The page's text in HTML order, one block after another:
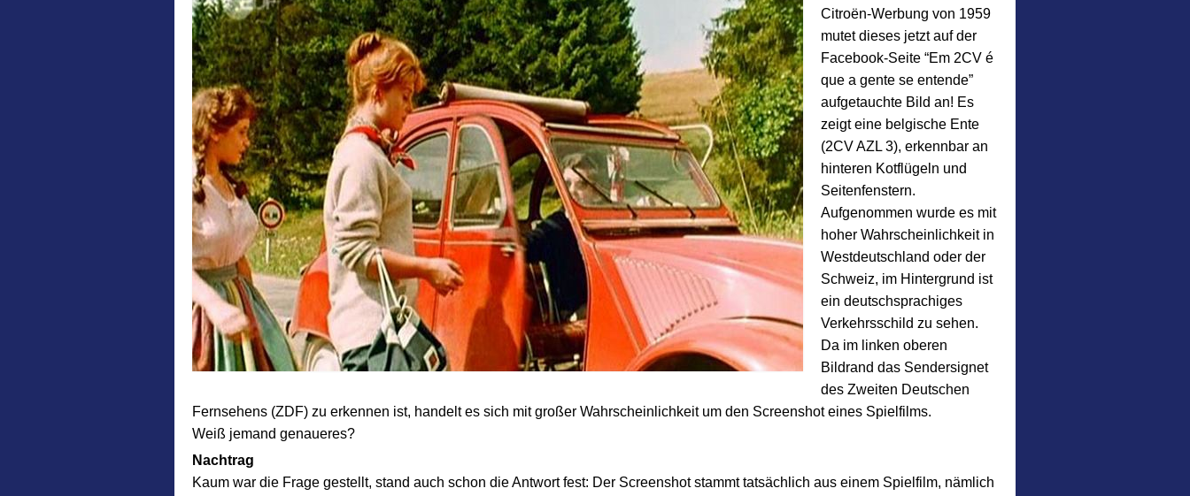
Citroën-Werbung von 1959
mutet dieses jetzt auf der
Facebook-Seite “Em 2CV é
que a gente se entende”
aufgetauchte Bild an! Es
zeigt eine belgische Ente
(2CV AZL 3), erkennbar an
hinteren Kotflügeln und
Seitenfenstern.
Aufgenommen wurde es mit
hoher Wahrscheinlichkeit in
Westdeutschland oder der
Schweiz, im Hintergrund ist
ein deutschsprachiges
Verkehrsschild zu sehen.
Da im linken oberen
Bildrand das Sendersignet
des Zweiten Deutschen
Fernsehens (ZDF) zu erkennen ist, handelt es sich mit großer Wahrscheinlichkeit um den Screenshot eines Spielfilms.
Weiß jemand genaueres?
Nachtrag
Kaum war die Frage gestellt, stand auch schon die Antwort fest: Der Screenshot stammt tatsächlich aus einem Spielfilm, nämlich